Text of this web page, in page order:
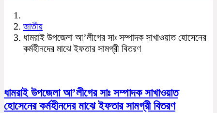
জাতীয়
ধামরাই উপজেলা আ’লীগের সাঃ সম্পাদক সাখাওয়াত হোসেনের
কর্মহীনদের মাঝে ইফতার সামগ্রী বিতরণ
ধামরাই উপজেলা আ’লীগের সাঃ সম্পাদক সাখাওয়াত
হোসেনের কর্মহীনদের মাঝে ইফতার সামগ্রী বিতরণ